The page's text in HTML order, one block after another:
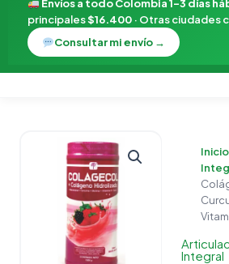
Envíos a todo Colombia 1–3 días
principales$16.400 · Otras ciudades
Consultar mi envío →
Inicio
Integral
+
Biotina